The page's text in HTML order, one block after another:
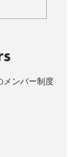
メンバー制度